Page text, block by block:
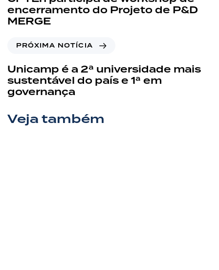
encerramento do Projeto de P&D
MERGE
PRÓXIMA NOTÍCIA
Unicamp é a 2ª universidade mais
sustentável do país e 1ª em
governança
Veja também